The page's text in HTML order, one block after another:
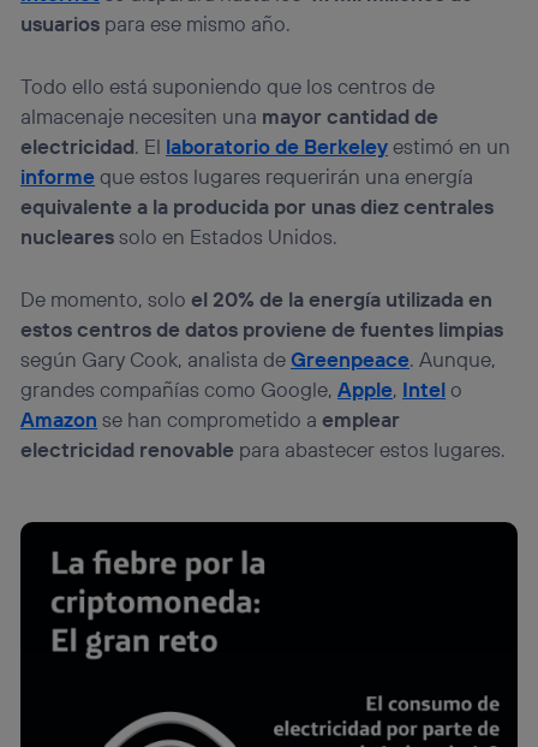
usuarios para ese mismo año.
Todo ello está suponiendo que los centros de
almacenaje necesiten una mayor cantidad de
electricidad. El laboratorio de Berkeleyestimó en un
informeque estos lugares requerirán una energía
equivalente a la producida por unas diez centrales
nuclearessolo en Estados Unidos.
De momento, soloel 20% de la energía utilizada en
estos centros de datos proviene de fuentes limpias
según Gary Cook, analista deGreenpeace. Aunque,
grandes compañías como Google,Apple, Intelo
Amazon se han comprometido aemplear
electricidad renovable para abastecer estos lugares.
telecomunicaciones vinculada a la conexión que utilizas
Este identificador se asigna a la conexión de internet, por
lo que cualquier persona que conecte su dispositivo y
consienta el uso de la tecnología recibirá el mismo
identificador. Típicamente:
Si utilizas unaconexión de banda ancha(p. ej., Wi-Fi),
el marketing o análisis se realizará en función de las
actividades de navegación de los miembros del hogar
que hayan dado su consentimiento.
personalizado, ya que se basará únicamente en la
navegación del usuario del móvil.
Puedes gestionar los consentimientos Utiq seleccionando
“Administrar Utiq” en la parte inferior de esta página web o
portal de privacidad de Utiq
(“consenthub”). Para más información, consulta
la política de privacidad de Utiq.